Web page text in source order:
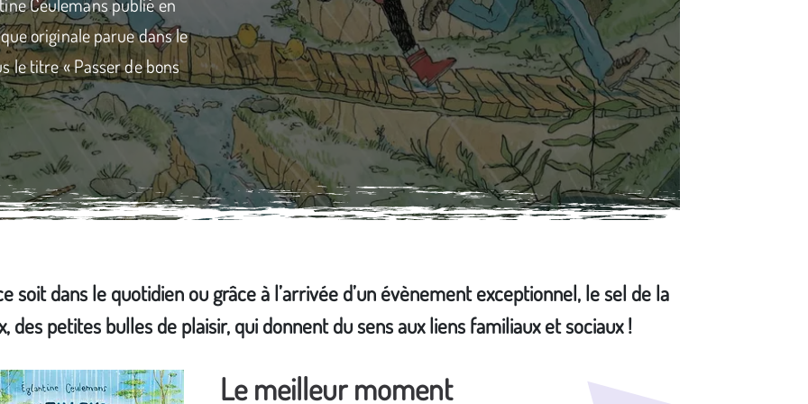
originale parue dans le
le titre « Passer de bons
soit dans le quotidien ou grâce à l’arrivée d’un évènement exceptionnel, le sel de la
des petites bulles de plaisir, qui donnent du sens aux liens familiaux et sociaux !
Le meilleur moment